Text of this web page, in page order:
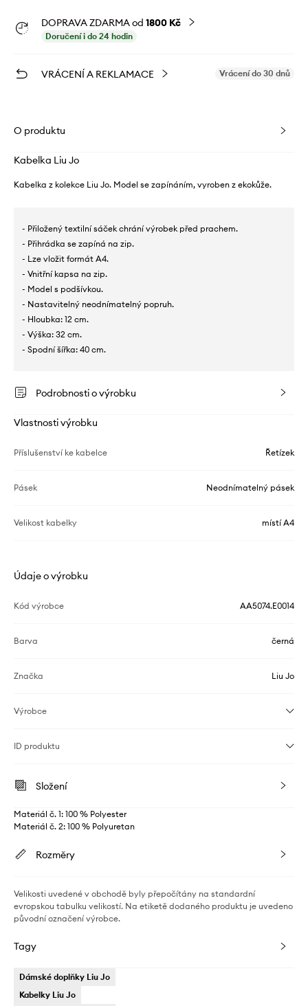
DOPRAVA ZDARMA od 1800 Kč
Doručení i do 24 hodin
VRÁCENÍ A REKLAMACE Vrácení do 30 dnů
O produktu
Kabelka Liu Jo
Kabelka z kolekce Liu Jo. Model se zapínáním, vyroben z ekokůže.
- Přiložený textilní sáček chrání výrobek před prachem.
- Přihrádka se zapíná na zip.
- Lze vložit formát A4.
- Vnitřní kapsa na zip.
- Model s podšívkou.
- Nastavitelný neodnímatelný popruh.
- Hloubka: 12 cm.
- Výška: 32 cm.
- Spodní šířka: 40 cm.
Podrobnosti o výrobku
Vlastnosti výrobku
Příslušenství ke kabelce Řetízek
Pásek Neodnímatelný pásek
Velikost kabelky místí A4
Údaje o výrobku
Kód výrobce AA5074.E0014
Barva černá
Značka Liu Jo
Výrobce
ID produktu
Složení
Materiál č. 1: 100 % Polyester
Materiál č. 2: 100 % Polyuretan
Rozměry
Velikosti uvedené v obchodě byly přepočítány na standardní
evropskou tabulku velikostí. Na etiketě dodaného produktu je uvedeno
původní označení výrobce.
Tagy
Dámské doplňky Liu Jo
Kabelky Liu Jo